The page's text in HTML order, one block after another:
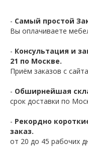
- Самый простой
Вы оплачиваете
- Консультация и
21 по Москве.
Приём заказов с
- Обширнейшая
срок доставки по
- Рекордно
заказ.
от 20 до 45 рабочих